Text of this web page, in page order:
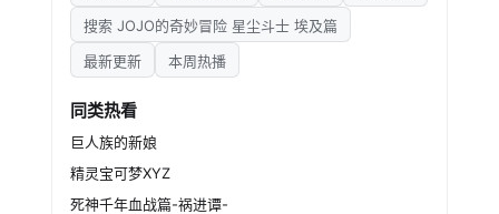
搜索 JOJO的奇妙冒险 星尘斗士 埃及篇
最新更新
本周热播
同类热看
巨人族的新娘
精灵宝可梦XYZ
死神千年血战篇-祸进谭-